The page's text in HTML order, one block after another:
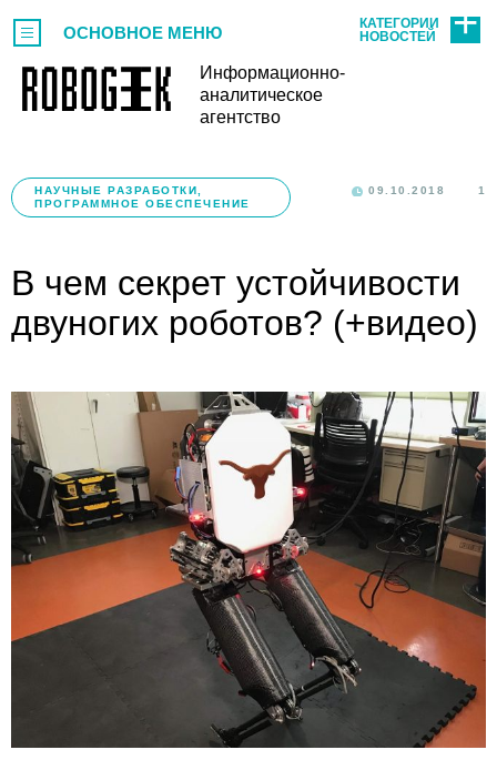
Информационно-
аналитическое
агентство
ОСНОВНОЕ МЕНЮ
КАТЕГОРИИ
НОВОСТЕЙ
НАУЧНЫЕ РАЗРАБОТКИ,
ПРОГРАММНОЕ ОБЕСПЕЧЕНИЕ
09.10.2018 1
В чем секрет устойчивости
двуногих роботов? (+видео)